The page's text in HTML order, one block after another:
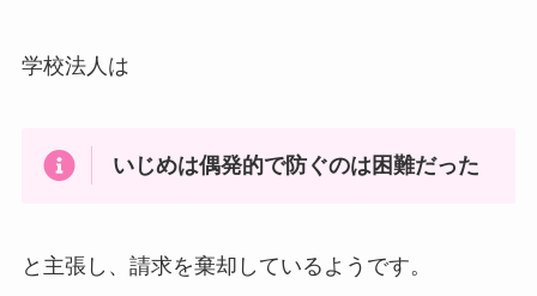
学校法人は
いじめは偶発的で防ぐのは困難だった
と主張し、請求を棄却しているようです。